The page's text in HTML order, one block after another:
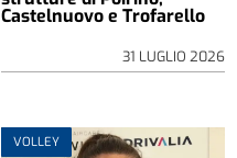
Castelnuovo e Trofarello
31 LUGLIO 2026
VOLLEY